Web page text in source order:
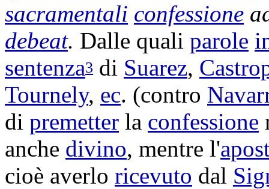
sacramentali confessione
debeat. Dalle quali parole
sentenza3 di Suarez,
Tournely, ec. (contro
di premetter la confessione
anche divino, mentre l'
cioè averlo ricevuto dal